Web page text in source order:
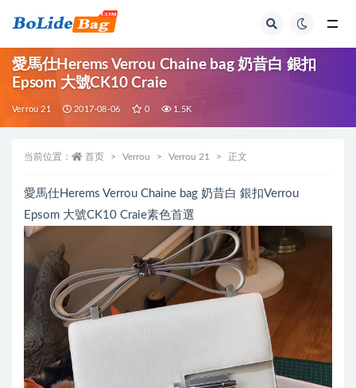
愛馬仕Herems Verrou Chaine bag 奶昔白 銀扣
Epsom 大號CK10 Craie
Verrou 21 2017-08-06 0 1.5K
当前位置： 首页 Verrou Verrou 21 正文
愛馬仕Herems Verrou Chaine bag 奶昔白 銀扣Verrou
Epsom 大號CK10 Craie素色首選